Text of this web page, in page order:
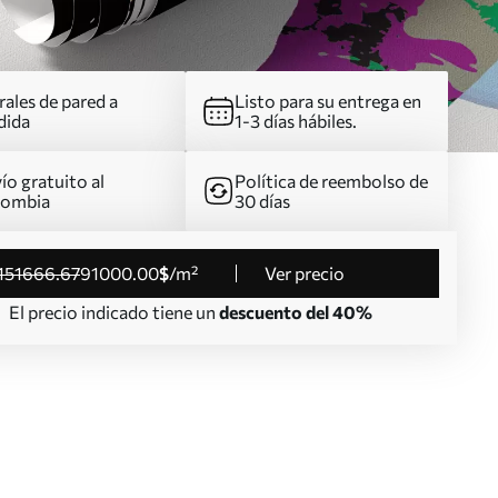
de pared a
Listo para su entrega en
1-3 días hábiles.
gratuito al
Política de reembolso de
30 días
.6791000.00$/m²
Ver precio
El precio indicado tiene un descuento del 40%